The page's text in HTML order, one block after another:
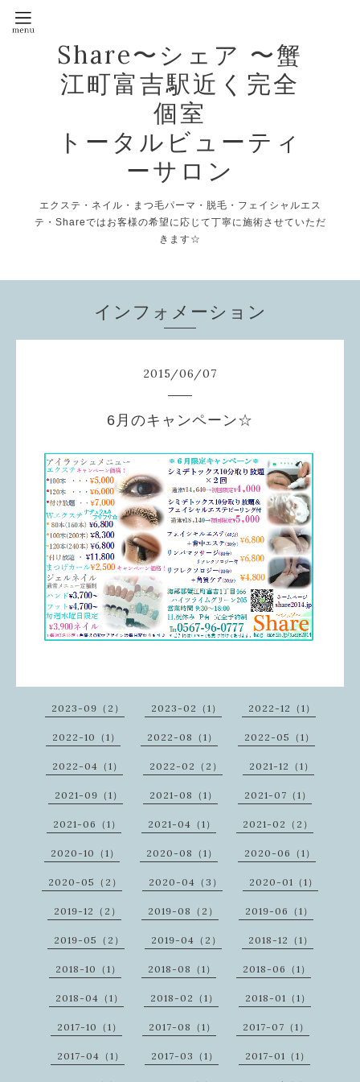
Share〜シェア 〜蟹
江町富吉駅近く完全
個室
トータルビューティ
ーサロン
エクステ・ネイル・まつ毛パーマ・脱毛・フェイシャルエス
テ・Shareではお客様の希望に応じて丁寧に施術させていただ
きます☆
インフォメーション
2015/06/07
6月のキャンペーン☆
2023-09（2） 2023-02（1） 2022-12（1）
2022-10（1） 2022-08（1） 2022-05（1）
2022-04（1） 2022-02（2） 2021-12（1）
2021-09（1） 2021-08（1） 2021-07（1）
2021-06（1） 2021-04（1） 2021-02（2）
2020-10（1） 2020-08（1） 2020-06（1）
2020-05（2） 2020-04（3） 2020-01（1）
2019-12（2） 2019-08（2） 2019-06（1）
2019-05（2） 2019-04（2） 2018-12（1）
2018-10（1） 2018-08（1） 2018-06（1）
2018-04（1） 2018-02（1） 2018-01（1）
2017-10（1） 2017-08（1） 2017-07（1）
2017-04（1） 2017-03（1） 2017-01（1）